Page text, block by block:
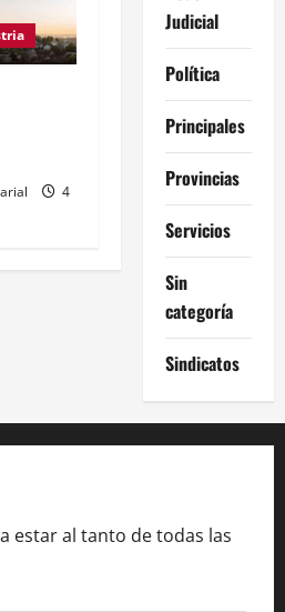
4
Judicial
Política
Principales
Provincias
Servicios
Sin
categoría
Sindicatos
estar al tanto de todas las